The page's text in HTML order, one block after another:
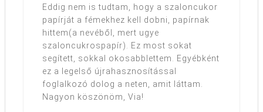
Eddig nem is tudtam, hogy a szaloncukor
papírját a fémekhez kell dobni, papírnak
hittem(a nevéből, mert ugye
szaloncukrospapír). Ez most sokat
segített, sokkal okosabblettem. Egyébként
ez a legelső újrahasznosítással
foglalkozó dolog a neten, amit láttam.
Nagyon köszönöm, Via!